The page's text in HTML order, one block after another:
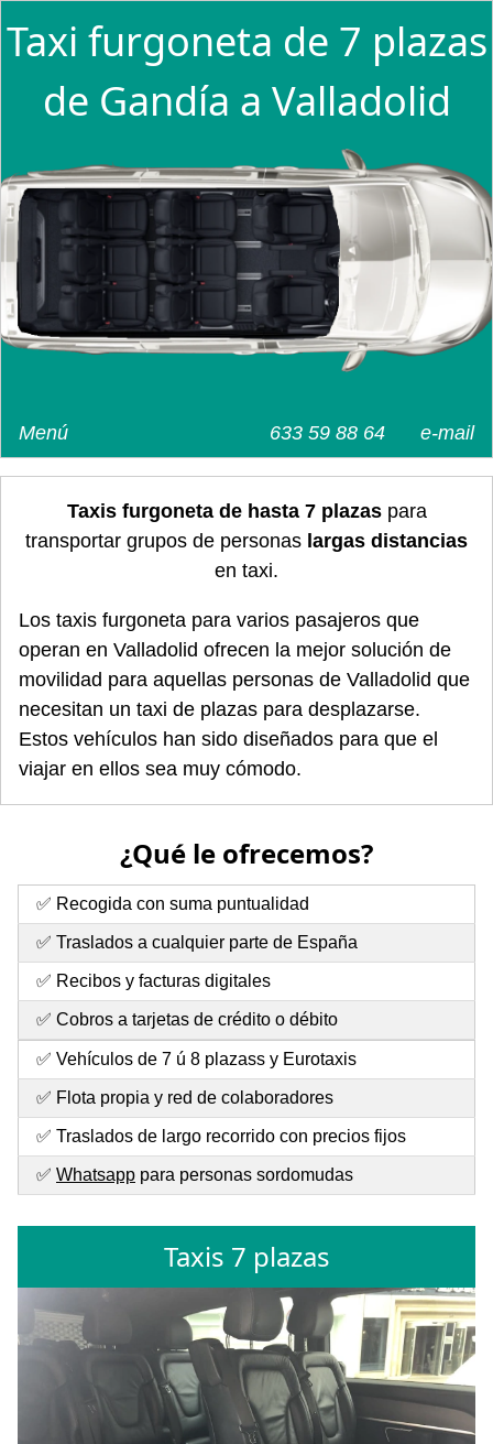
Taxi furgoneta de 7 plazas
de Gandía a Valladolid
e-mail
633 59 88 64
Menú
Taxis furgoneta de hasta 7 plazaspara
transportar grupos de personas largas distancias
en taxi.
Los taxis furgoneta para varios pasajeros que
operan en Valladolid ofrecen la mejor solución de
movilidad para aquellas personas de Valladolid que
necesitan un taxi de plazas para desplazarse.
Estos vehículos han sido diseñados para que el
viajar en ellos sea muy cómodo.
¿Qué le ofrecemos?
✅ Recogida con suma puntualidad
✅ Traslados a cualquier parte de España
✅ Recibos y facturas digitales
✅ Cobros a tarjetas de crédito o débito
✅ Vehículos de 7 ú 8 plazass y Eurotaxis
✅ Flota propia y red de colaboradores
✅ Traslados de largo recorrido con precios fijos
✅ Whatsapp para personas sordomudas
Taxis 7 plazas